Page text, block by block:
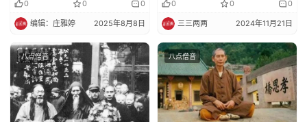
政
策
法
规
免
责
0 0 0
编辑：庄雅婷 2025年8月8日
0 0 0
三三两两 2024年11月21日
八点僧音 八点僧音